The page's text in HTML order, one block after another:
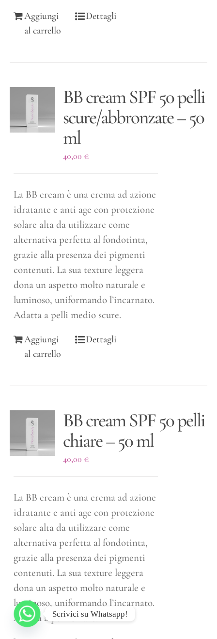
Aggiungi
al carrello
Dettagli
BB cream SPF 50 pelli
scure/abbronzate – 50
ml
40,00 €
La BB cream è una crema ad azione
idratante e anti age con protezione
solare alta da utilizzare come
alternativa perfetta al fondotinta,
grazie alla presenza dei pigmenti
contenuti. La sua texture leggera
dona un aspetto molto naturale e
luminoso, uniformando l’incarnato.
Adatta a pelli medio scure.
Aggiungi
al carrello
Dettagli
BB cream SPF 50 pelli
chiare – 50 ml
40,00 €
La BB cream è una crema ad azione
idratante e anti age con protezione
solare alta da utilizzare come
alternativa perfetta al fondotinta,
grazie alla presenza dei pigmenti
contenuti. La sua texture leggera
dona un aspetto molto naturale e
luminoso, uniformando l’incarnato.
Adatta a pelli chiare.
Scrivici su Whatsapp!